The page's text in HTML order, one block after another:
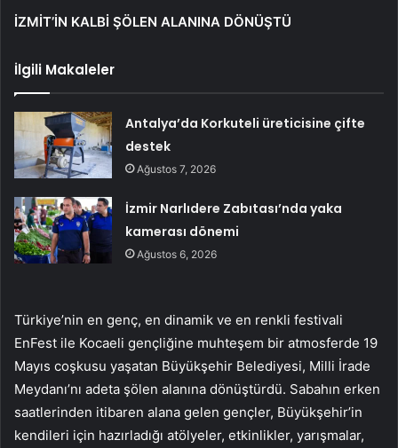
İZMİT’İN KALBİ ŞÖLEN ALANINA DÖNÜŞTÜ
İlgili Makaleler
Antalya’da Korkuteli üreticisine çifte
destek
Ağustos 7, 2026
İzmir Narlıdere Zabıtası’nda yaka
kamerası dönemi
Ağustos 6, 2026
Türkiye’nin en genç, en dinamik ve en renkli festivali
EnFest ile Kocaeli gençliğine muhteşem bir atmosferde 19
Mayıs coşkusu yaşatan Büyükşehir Belediyesi, Milli İrade
Meydanı’nı adeta şölen alanına dönüştürdü. Sabahın erken
saatlerinden itibaren alana gelen gençler, Büyükşehir’in
kendileri için hazırladığı atölyeler, etkinlikler, yarışmalar,